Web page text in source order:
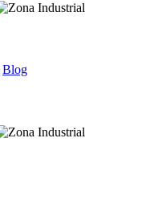
Blog